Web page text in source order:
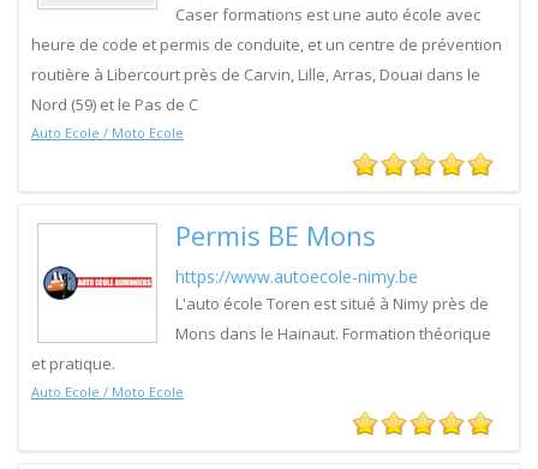
Caser formations est une auto école avec
heure de code et permis de conduite, et un centre de prévention
routière à Libercourt près de Carvin, Lille, Arras, Douai dans le
Nord (59) et le Pas de C
Auto Ecole / Moto Ecole
Permis BE Mons
https://www.autoecole-nimy.be
L'auto école Toren est situé à Nimy près de
Mons dans le Hainaut. Formation théorique
et pratique.
Auto Ecole / Moto Ecole